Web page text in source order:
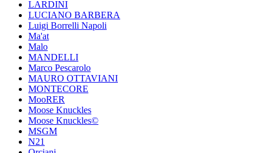
LARDINI
LUCIANO BARBERA
Luigi Borrelli Napoli
Ma'at
Malo
MANDELLI
Marco Pescarolo
MAURO OTTAVIANI
MONTECORE
MooRER
Moose Knuckles
Moose Knuckles©️
MSGM
N21